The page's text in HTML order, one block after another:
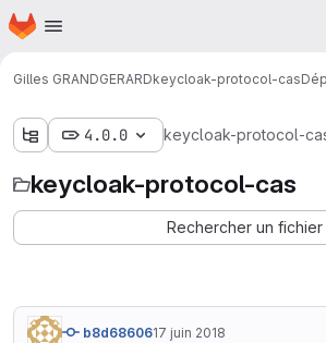
Passer au contenu principal
Page d'accueil
Gilles GRANDGERARDkeycloak-protocol-cas
4.0.0 keycloak-protocol-
keycloak-protocol-cas
Rechercher un fichier
b8d6860617 juin 2018